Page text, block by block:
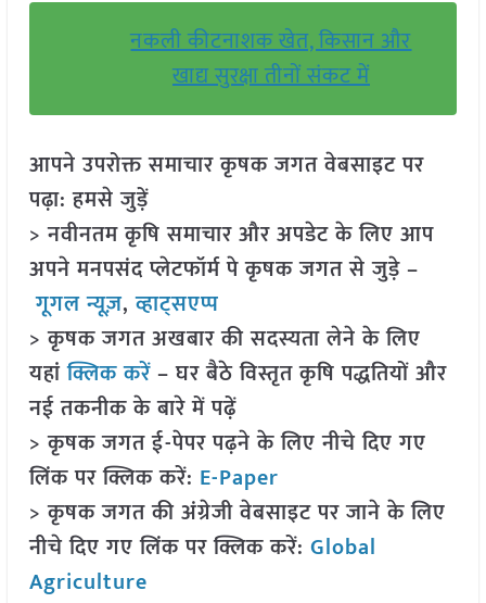
नकली कीटनाशक खेत, किसान और
खाद्य सुरक्षा तीनों संकट में
आपने उपरोक्त समाचार कृषक जगत वेबसाइट पर
पढ़ा: हमसे जुड़ें
> नवीनतम कृषि समाचार और अपडेट के लिए आप
अपने मनपसंद प्लेटफॉर्म पे कृषक जगत से जुड़े –
गूगल न्यूज़,व्हाट्सएप्प
> कृषक जगत अखबार की सदस्यता लेने के लिए
यहांक्लिक करें– घर बैठे विस्तृत कृषि पद्धतियों और
नई तकनीक के बारे में पढ़ें
> कृषक जगत ई-पेपर पढ़ने के लिए नीचे दिए गए
लिंक पर क्लिक करें: E-Paper
> कृषक जगत की अंग्रेजी वेबसाइट पर जाने के लिए
नीचे दिए गए लिंक पर क्लिक करें: Global
Agriculture